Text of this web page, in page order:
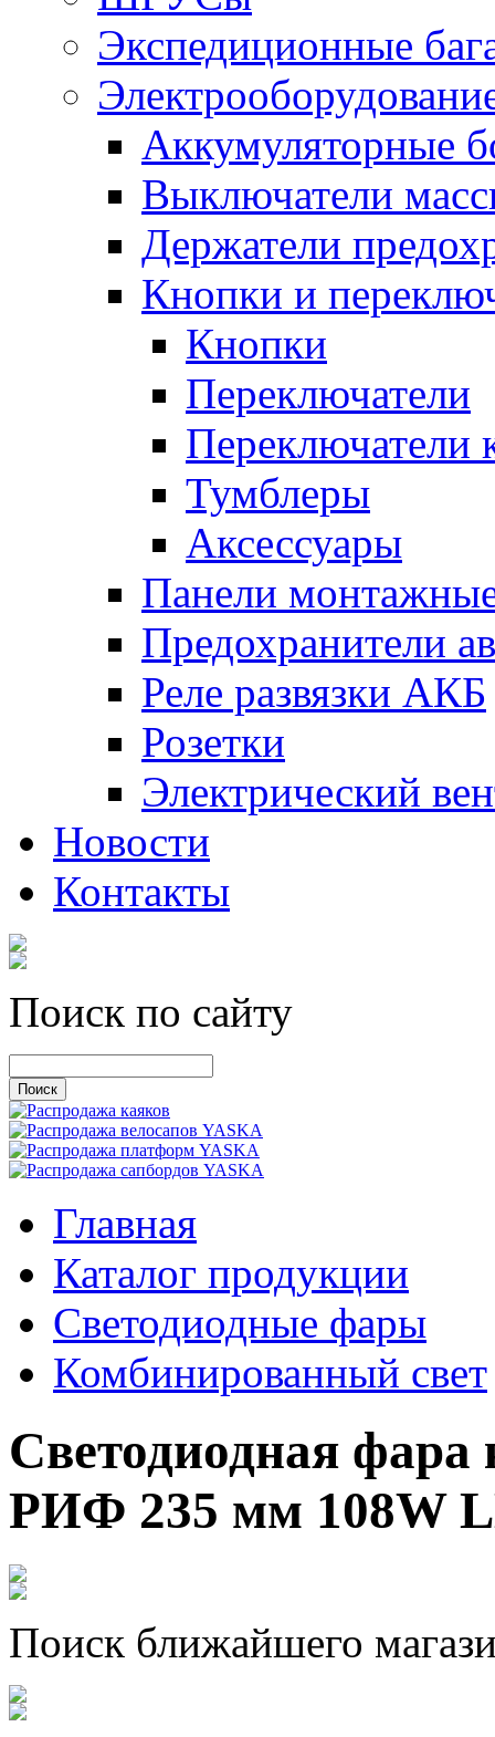
Экспедиционные
Аккумуляторные
Выключатели
Держатели
Кнопки и
Кнопки
Переключатели
Переключатели
Тумблеры
Аксессуары
Панели
Предохранители
Реле развязки АКБ
Розетки
Электрический
Новости
Контакты
Поиск по сайту
Главная
Каталог продукции
Светодиодные фары
Комбинированный свет
Светодиодная фара
РИФ 235 мм 108W
Поиск ближайшего